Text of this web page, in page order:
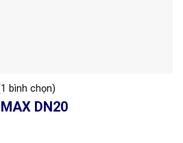
bình chọn)
DN20